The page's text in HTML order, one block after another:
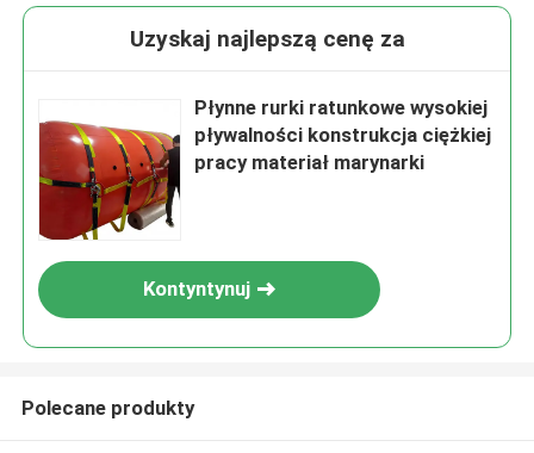
Uzyskaj najlepszą cenę za
Płynne rurki ratunkowe wysokiej
pływalności konstrukcja ciężkiej
pracy materiał marynarki
Kontyntynuj
Polecane produkty